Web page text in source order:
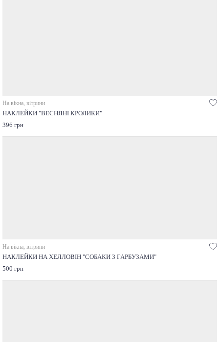
На вікна, вітрини
НАКЛЕЙКИ "ВЕСНЯНІ КРОЛИКИ"
396 грн
На вікна, вітрини
НАКЛЕЙКИ НА ХЕЛЛОВІН "СОБАКИ З ГАРБУЗАМИ"
500 грн